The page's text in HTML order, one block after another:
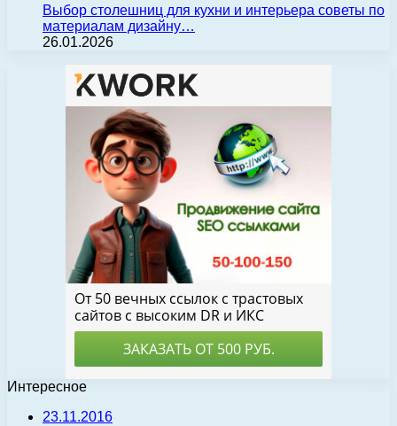
Выбор столешниц для кухни и интерьера советы по
материалам дизайну…
26.01.2026
Интересное
23.11.2016